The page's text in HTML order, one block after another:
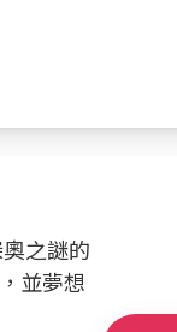
之謎的
並夢想